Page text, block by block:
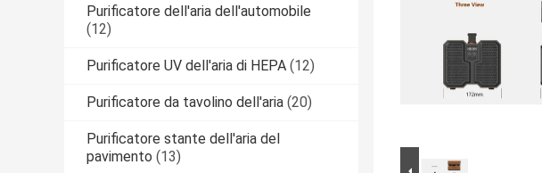
Purificatore dell'aria dell'automobile
(12)
Purificatore UV dell'aria di HEPA (12)
Purificatore da tavolino dell'aria (20)
Purificatore stante dell'aria del
pavimento (13)